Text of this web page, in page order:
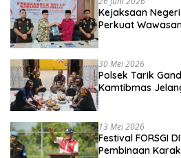
Kejaksaan
Perkuat
30 Mei 2026
Polsek Tarik
Kamtibmas
13 Mei 2026
Festival FORSGI
Pembinaan